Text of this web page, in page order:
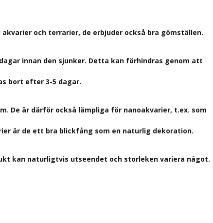
och terrarier, de erbjuder också bra gömställen.
innan den sjunker. Detta kan förhindras genom att
bort efter 3-5 dagar.
De är därför också lämpliga för nanoakvarier, t.ex. som
är de ett bra blickfång som en naturlig dekoration.
kan naturligtvis utseendet och storleken variera något.